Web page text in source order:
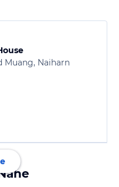
Muang, Naiharn